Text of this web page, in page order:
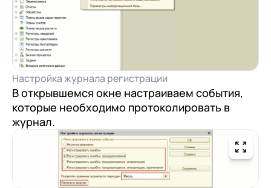
Настройка журнала регистрации
В открывшемся окне настраиваем события,
которые необходимо протоколировать в
журнал.